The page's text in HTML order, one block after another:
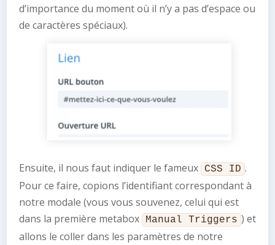
d’importance du moment où il n’y a pas d’espace ou
de caractères spéciaux).
Ensuite, il nous faut indiquer le fameux CSS ID .
Pour ce faire, copions l’identifiant correspondant à
notre modale (vous vous souvenez, celui qui est
dans la première metabox Manual Triggers ) et
allons le coller dans les paramètres de notre